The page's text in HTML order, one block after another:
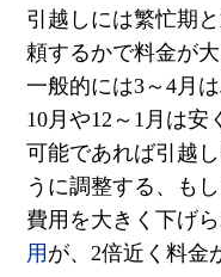
引越しには繁忙期
頼するかで料金が
一般的には3～ 4月
10月や12 ～ 1 月は安
可能であれば引越
うに調整する、も
費用を大きく下げら
用 が、 2倍近く料金